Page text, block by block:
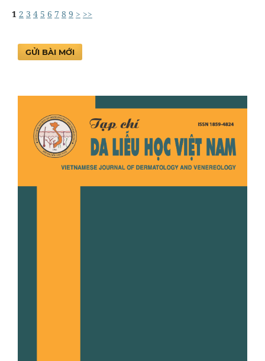
1 2 3 4 5 6 7 8 9 > >>
GỬI BÀI MỚI